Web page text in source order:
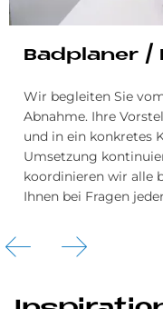
Bad­pla­ner /
Wir begleiten Sie
Abnahme. Ihre
und in ein konkretes
Umsetzung
koordinieren wir alle
Ihnen bei Fragen